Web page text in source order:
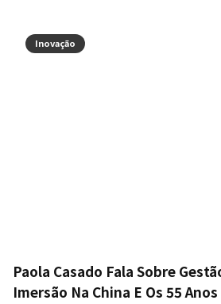
Inovação
Paola Casado Fala Sobre
Imersão Na China E Os 55 Anos